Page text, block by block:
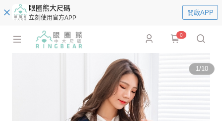
眼圈熊大尺碼
立刻使用官方APP
開啟APP
0
1/10